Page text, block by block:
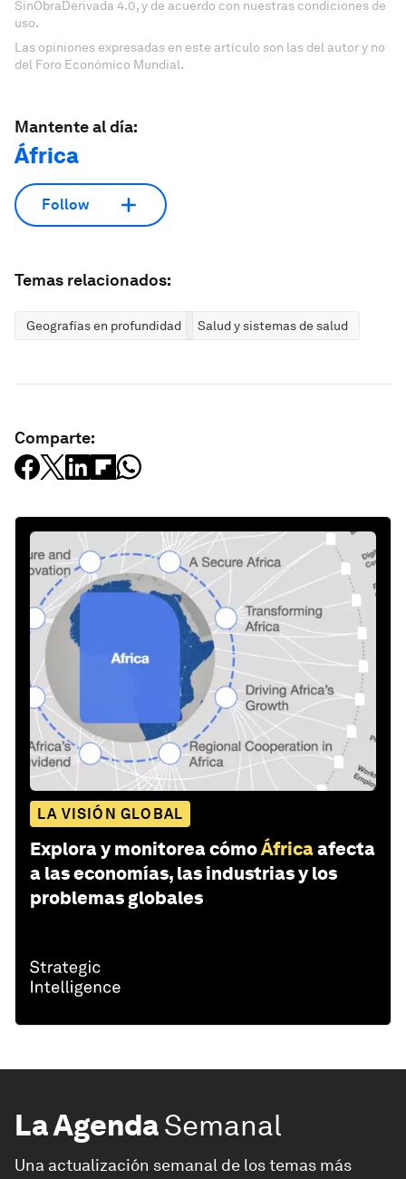
SinObraDerivada 4.0, y de acuerdo con nuestras condiciones de
uso.
Las opiniones expresadas en este artículo son las del autor y no
del Foro Económico Mundial.
Mantente al día:
África
Follow
Temas relacionados:
Geografías en profundidad Salud y sistemas de salud
Comparte:
LA VISIÓN GLOBAL
Explora y monitorea cómoÁfricaafecta
a las economías, las industrias y los
problemas globales
La AgendaSemanal
Una actualización semanal de los temas más